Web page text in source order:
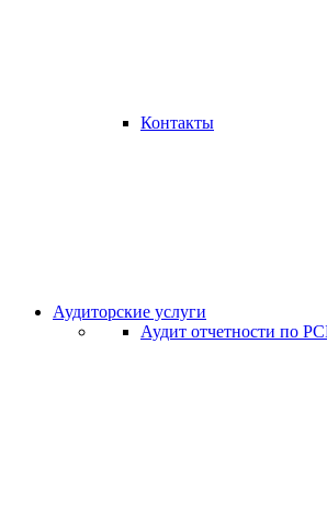
Контакты
Аудиторские услуги
Аудит отчетности по